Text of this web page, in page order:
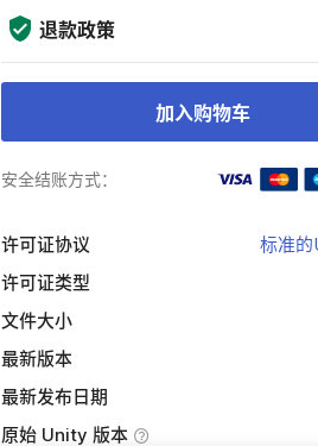
退款政策
加入购物车
安全结账方式：
许可证协议
标准
许可证类型
文件大小
最新版本
最新发布日期
原始 Unity 版本